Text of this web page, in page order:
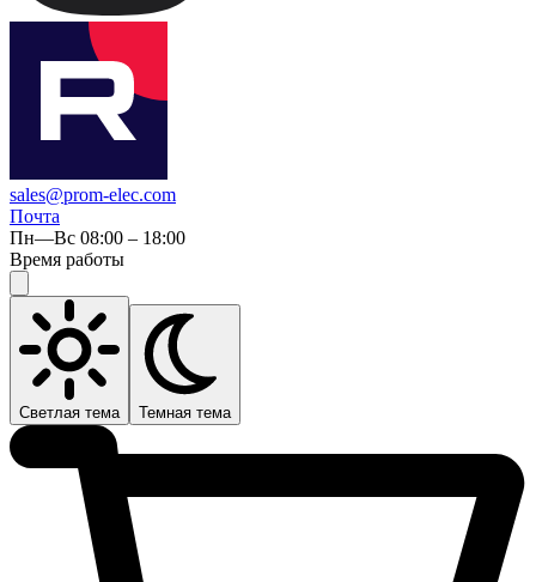
sales@prom-elec.com
Почта
Пн—Вс 08:00 – 18:00
Время работы
Светлая тема Темная тема